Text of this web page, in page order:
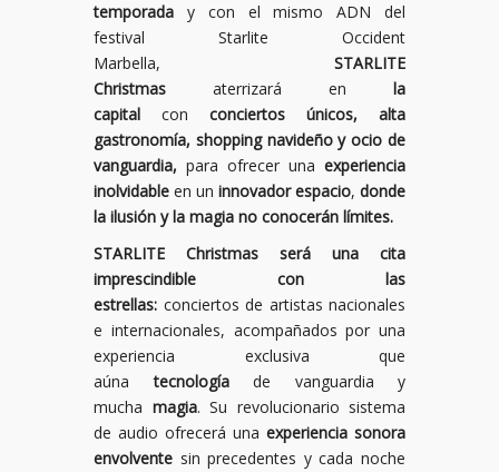
temporada y con el mismo ADN del
festival Starlite Occident
Marbella, STARLITE
Christmas aterrizará en la
capital con conciertos únicos, alta
gastronomía, shopping navideño y ocio de
vanguardia, para ofrecer una experiencia
inolvidable en un innovador espacio, donde
la ilusión y la magia no conocerán límites.
STARLITE Christmas será una cita
imprescindible con las
estrellas: conciertos de artistas nacionales
e internacionales, acompañados por una
experiencia exclusiva que
aúnatecnología de vanguardia y
mucha magia. Su revolucionario sistema
de audio ofrecerá una experiencia sonora
envolvente sin precedentes y cada noche